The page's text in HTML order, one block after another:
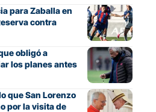
para Zaballa en
contra
obligó a
los planes antes
que San Lorenzo
por la visita de